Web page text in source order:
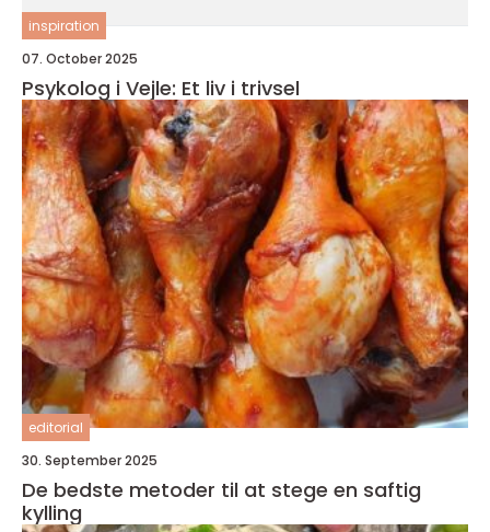
inspiration
07. October 2025
Psykolog i Vejle: Et liv i trivsel
editorial
30. September 2025
De bedste metoder til at stege en saftig
kylling